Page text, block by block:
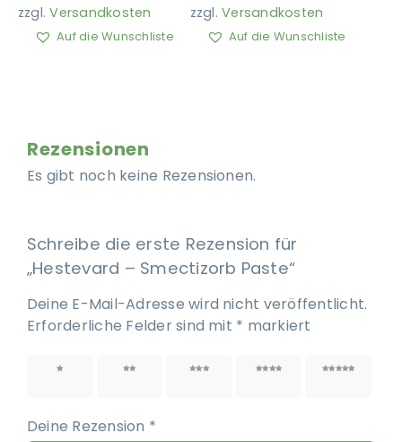
zzgl.Versandkosten
Auf die Wunschliste
zzgl.Versandkosten
Auf die Wunschliste
Rezensionen
Es gibt noch keine Rezensionen.
Schreibe die erste Rezension für
„Hestevard – Smectizorb Paste“
Deine E-Mail-Adresse wird nicht veröffentlicht.
Erforderliche Felder sind mit * markiert
1 von 2 von 3 von 4 von 5 von
Deine Rezension *